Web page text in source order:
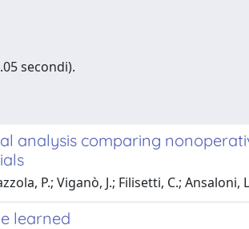
secondi).
analysis comparing
P.; Viganò, J.; Filisetti, C.; Ansaloni,
learned